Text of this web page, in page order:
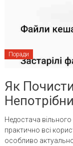
Поради
Як
Недостача
практично всі
особливо